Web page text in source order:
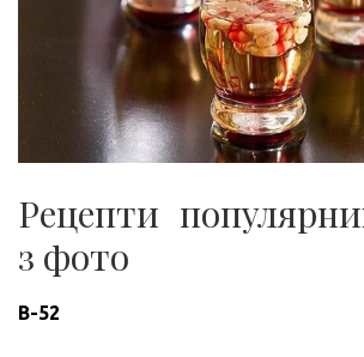
Рецепти
з фото
B-52